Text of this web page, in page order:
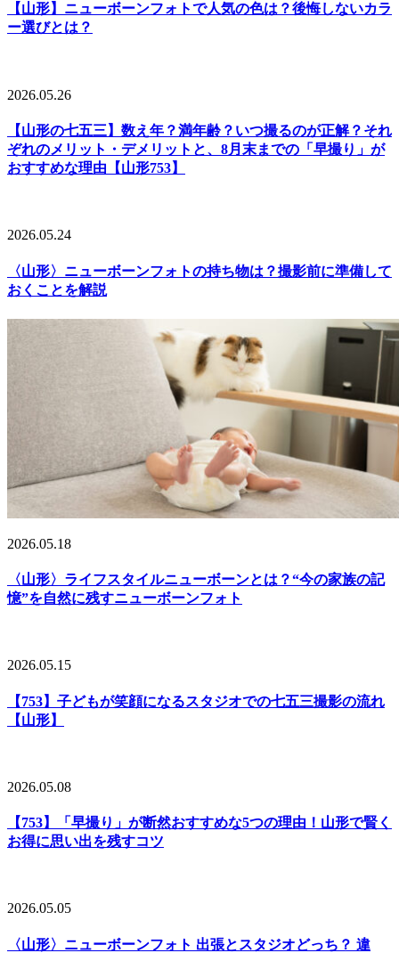
【山形】ニューボーンフォトで人気の色は？後悔しないカラ
ー選びとは？
2026.05.26
【山形の七五三】数え年？満年齢？いつ撮るのが正解？それ
ぞれのメリット・デメリットと、8月末までの「早撮り」が
おすすめな理由【山形753】
2026.05.24
〈山形〉ニューボーンフォトの持ち物は？撮影前に準備して
おくことを解説
2026.05.18
〈山形〉ライフスタイルニューボーンとは？“今の家族の記
憶”を自然に残すニューボーンフォト
2026.05.15
【753】子どもが笑顔になるスタジオでの七五三撮影の流れ
【山形】
2026.05.08
【753】「早撮り」が断然おすすめな5つの理由！山形で賢く
お得に思い出を残すコツ
2026.05.05
〈山形〉ニューボーンフォト 出張とスタジオどっち？ 違